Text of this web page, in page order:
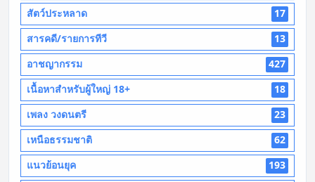
สัตว์ประหลาด
17
สารคดี/รายการทีวี
13
อาชญากรรม
427
เนื้อหาสำหรับผู้ใหญ่ 18+
18
เพลง วงดนตรี
23
เหนือธรรมชาติ
62
แนวย้อนยุค
193